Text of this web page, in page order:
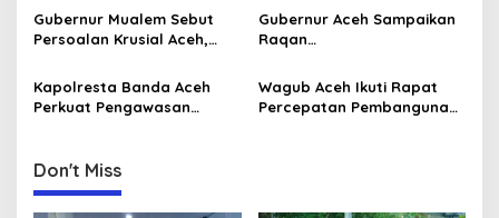
t
o
Aceh
Pusat
Gubernur Mualem Sebut
Persoalan Krusial Aceh,
Hingga LGBT
Gubernur Aceh Sampaikan
Raqan
Pelaksanaan APBA 2025 ke
DPRA
Kapolresta Banda Aceh
Perkuat Pengawasan
Wagub Aceh Ikuti Rapat
Percepatan Pembangunan
Don't Miss